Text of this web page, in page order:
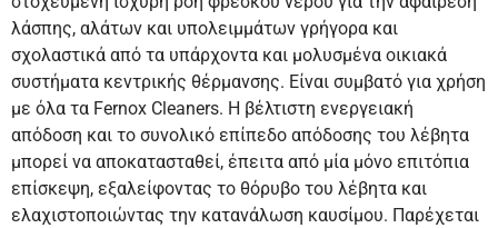
λάσπης, αλάτων και υπολειμμάτων γρήγορα και
σχολαστικά από τα υπάρχοντα και μολυσμένα οικιακά
συστήματα κεντρικής θέρμανσης. Είναι συμβατό για χρήση
με όλα τα Fernox Cleaners. Η βέλτιστη ενεργειακή
απόδοση και το συνολικό επίπεδο απόδοσης του λέβητα
μπορεί να αποκατασταθεί, έπειτα από μία μόνο επιτόπια
επίσκεψη, εξαλείφοντας το θόρυβο του λέβητα και
ελαχιστοποιώντας την κατανάλωση καυσίμου. Παρέχεται